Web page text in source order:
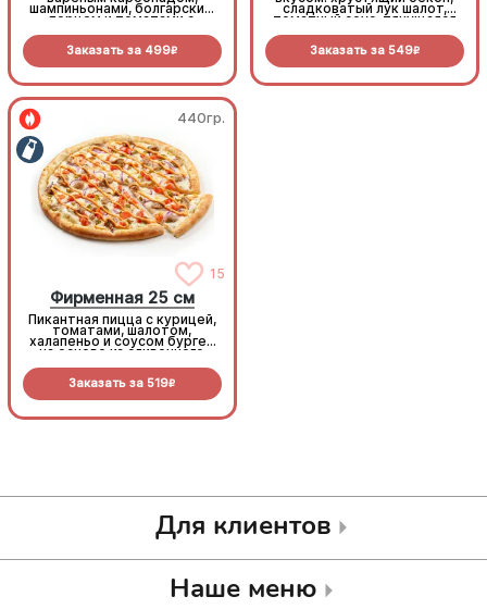
шампиньонами, болгарским
перцем и томатами с
Заказать за 499R
сладковатый лук шалот,
томатный соус, тянущаяся
прянный соус барбекю.
Заказать за 549R
440гр.
15
Фирменная 25 см
Пикантная пицца с курицей,
томатами, шалотом,
халапеньо и соусом бургер
на основе из сливочного
Заказать за 519R
Для клиентов
Наше меню